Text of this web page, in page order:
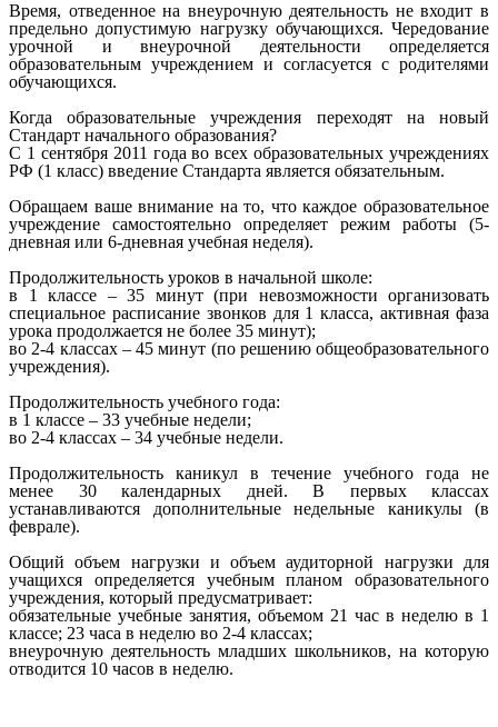
Время, отведенное на внеурочную деятельность не входит в
предельно допустимую нагрузку обучающихся. Чередование
урочной и внеурочной деятельности определяется
образовательным учреждением и согласуется с родителями
обучающихся.
Когда образовательные учреждения переходят на новый
Стандарт начального образования?
С 1 сентября 2011 года во всех образовательных учреждениях
РФ (1 класс) введение Стандарта является обязательным.
Обращаем ваше внимание на то, что каждое образовательное
учреждение самостоятельно определяет режим работы (5-
дневная или 6-дневная учебная неделя).
Продолжительность уроков в начальной школе:
в 1 классе – 35 минут (при невозможности организовать
специальное расписание звонков для 1 класса, активная фаза
урока продолжается не более 35 минут);
во 2-4 классах – 45 минут (по решению общеобразовательного
учреждения).
Продолжительность учебного года:
в 1 классе – 33 учебные недели;
во 2-4 классах – 34 учебные недели.
Продолжительность каникул в течение учебного года не
менее 30 календарных дней. В первых классах
устанавливаются дополнительные недельные каникулы (в
феврале).
Общий объем нагрузки и объем аудиторной нагрузки для
учащихся определяется учебным планом образовательного
учреждения, который предусматривает:
обязательные учебные занятия, объемом 21 час в неделю в 1
классе; 23 часа в неделю во 2-4 классах;
внеурочную деятельность младших школьников, на которую
отводится 10 часов в неделю.